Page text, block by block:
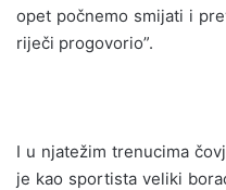
opet počnemo smijati i
riječi progovorio”.
I u njatežim trenucima
je kao sportista veliki